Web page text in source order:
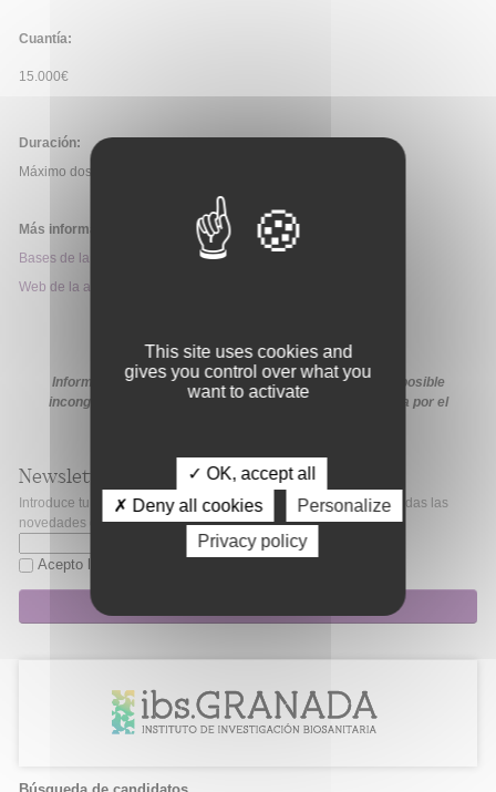
Cuantía:
15.000€
Duración:
Máximo dos años.
Más información:
Bases de la convocatoria
Web de la ayuda
Información extraída de la web de la ayuda. En caso de posible
incongruencia, prevalecerá la información proporcionada por el
Newsletter
Introduce tu correo electrónico si quieres mantenerte al día de todas las
novedades de Fibao.
Acepto la
This site uses cookies and
gives you control over what you
want to activate
✓ OK, accept all
✗ Deny all cookies
Personalize
Privacy policy